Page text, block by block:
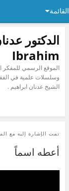
القائمة
Ibrahim
الموقع الرسمي للمفكر
وسلسلات علمية في
الشيخ عدنان ابراهيم .
تمت الإشارة إليه مع
أعطه اسماً